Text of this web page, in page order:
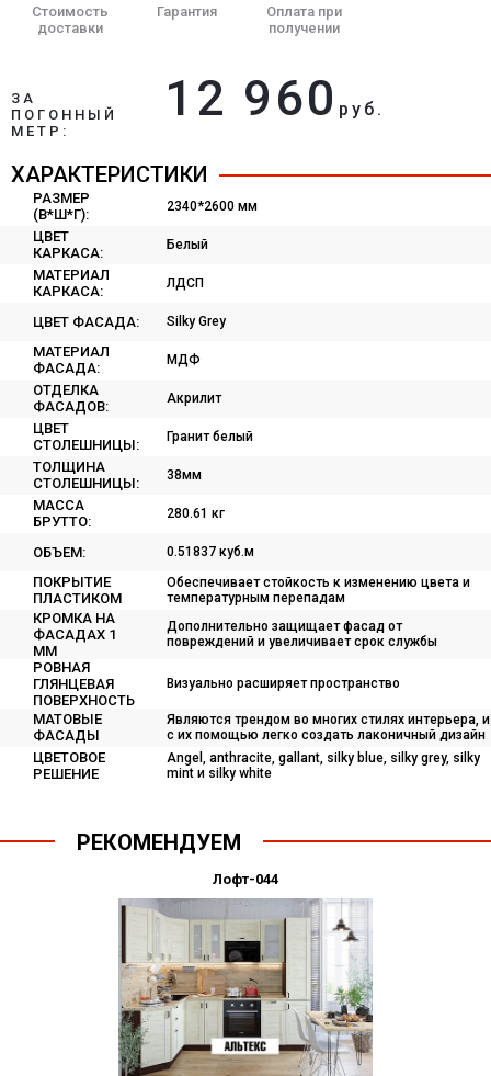
Стоимость
доставки
Гарантия
Оплата при
получении
ЗА
ПОГОННЫЙ
МЕТР:
12 960 руб.
ХАРАКТЕРИСТИКИ
РАЗМЕР
(В*Ш*Г):
2340*2600 мм
ЦВЕТ
КАРКАСА:
Белый
МАТЕРИАЛ
КАРКАСА:
ЛДСП
ЦВЕТ ФАСАДА: Silky Grey
МАТЕРИАЛ
ФАСАДА:
МДФ
ОТДЕЛКА
ФАСАДОВ:
Акрилит
ЦВЕТ
СТОЛЕШНИЦЫ:
Гранит белый
ТОЛЩИНА
СТОЛЕШНИЦЫ:
38мм
МАССА
БРУТТО:
280.61 кг
ОБЪЕМ: 0.51837 куб.м
ПОКРЫТИЕ
ПЛАСТИКОМ
Обеспечивает стойкость к изменению цвета и
температурным перепадам
КРОМКА НА
ФАСАДАХ 1
ММ
Дополнительно защищает фасад от
повреждений и увеличивает срок службы
РОВНАЯ
ГЛЯНЦЕВАЯ
ПОВЕРХНОСТЬ
Визуально расширяет пространство
МАТОВЫЕ
ФАСАДЫ
Являются трендом во многих стилях интерьера, и
с их помощью легко создать лаконичный дизайн
ЦВЕТОВОЕ
РЕШЕНИЕ
Angel, anthracite, gallant, silky blue, silky grey, silky
mint и silky white
РЕКОМЕНДУЕМ
Лофт-044